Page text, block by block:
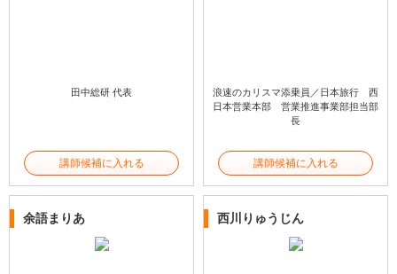
田中総研 代表
講師候補に入れる
浪速のカリスマ添乗員／日本旅行 西
日本営業本部 営業推進事業部担当部
長
講師候補に入れる
余語まりあ 西川りゅうじん